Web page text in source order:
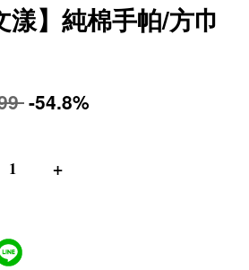
漾】純棉手帕/方巾
-54.8%
+